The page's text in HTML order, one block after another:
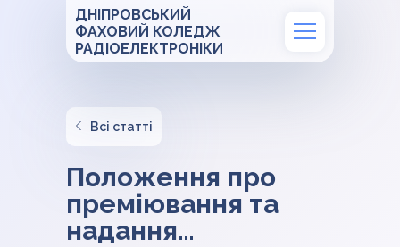
ДНІПРОВСЬКИЙ
ФАХОВИЙ КОЛЕДЖ
РАДІОЕЛЕКТРОНІКИ
Всі статті
Положення про
преміювання та
надання